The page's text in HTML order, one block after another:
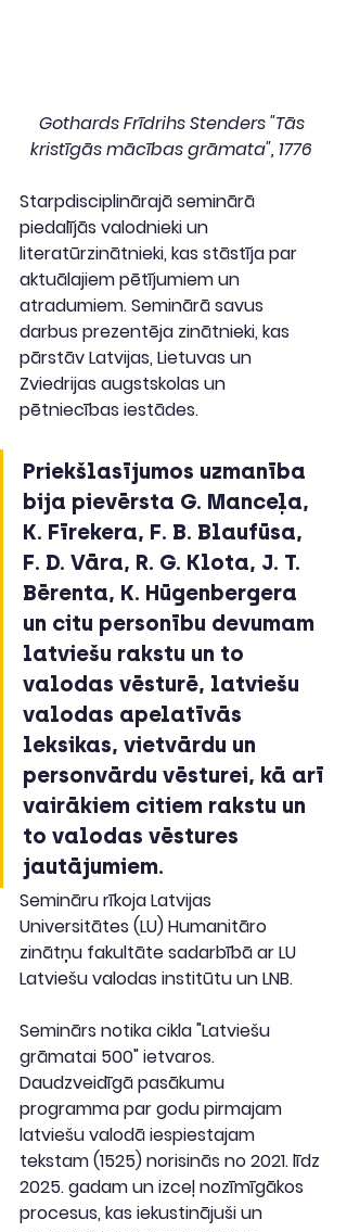
Gothards Frīdrihs Stenders "Tās
kristīgās mācības grāmata", 1776
Starpdisciplinārajā seminārā
piedalījās valodnieki un
literatūrzinātnieki, kas stāstīja par
aktuālajiem pētījumiem un
atradumiem. Seminārā savus
darbus prezentēja zinātnieki, kas
pārstāv Latvijas, Lietuvas un
Zviedrijas augstskolas un
pētniecības iestādes.
Priekšlasījumos uzmanība
bija pievērsta G. Manceļa,
K. Fīrekera, F. B. Blaufūsa,
F. D. Vāra, R. G. Klota, J. T.
Bērenta, K. Hūgenbergera
un citu personību devumam
latviešu rakstu un to
valodas vēsturē, latviešu
valodas apelatīvās
leksikas, vietvārdu un
personvārdu vēsturei, kā arī
vairākiem citiem rakstu un
to valodas vēstures
jautājumiem.
Semināru rīkoja Latvijas
Universitātes (LU) Humanitāro
zinātņu fakultāte sadarbībā ar LU
Latviešu valodas institūtu un LNB.
Seminārs notika cikla "Latviešu
grāmatai 500" ietvaros.
Daudzveidīgā pasākumu
programma par godu pirmajam
latviešu valodā iespiestajam
tekstam (1525) norisinās no 2021. līdz
2025. gadam un izceļ nozīmīgākos
procesus, kas iekustinājuši un